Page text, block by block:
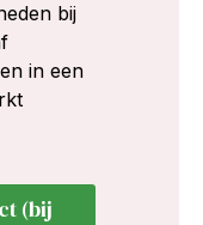
bij
in een
(bij